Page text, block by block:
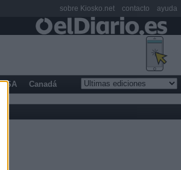
USA Canadá
sobre Kiosko.net contacto ayuda